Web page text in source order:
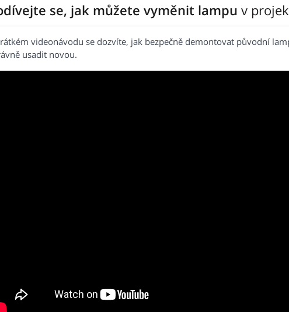
se, jak můžete vyměnit lampu v
videonávodu se dozvíte, jak bezpečně demontovat původní
usadit novou.